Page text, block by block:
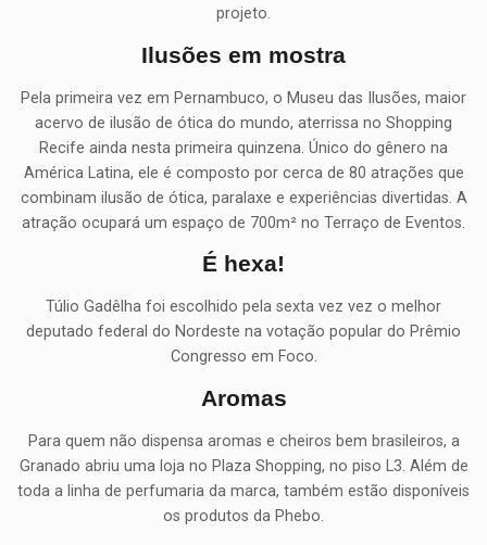
projeto.
Ilusões em mostra
Pela primeira vez em Pernambuco, o Museu das Ilusões, maior
acervo de ilusão de ótica do mundo, aterrissa no Shopping
Recife ainda nesta primeira quinzena. Único do gênero na
América Latina, ele é composto por cerca de 80 atrações que
combinam ilusão de ótica, paralaxe e experiências divertidas. A
atração ocupará um espaço de 700m² no Terraço de Eventos.
É hexa!
Túlio Gadêlha foi escolhido pela sexta vez vez o melhor
deputado federal do Nordeste na votação popular do Prêmio
Congresso em Foco.
Aromas
Para quem não dispensa aromas e cheiros bem brasileiros, a
Granado abriu uma loja no Plaza Shopping, no piso L3. Além de
toda a linha de perfumaria da marca, também estão disponíveis
os produtos da Phebo.